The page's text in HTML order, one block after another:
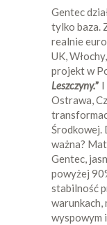
Gentec
tylko baza.
realnie
UK,
projekt w
Leszczyny.” I
Ostrawa,
Środkowej.
ważna?
Gentec,
powyżej
stabilność
warunkach,
wyspowym